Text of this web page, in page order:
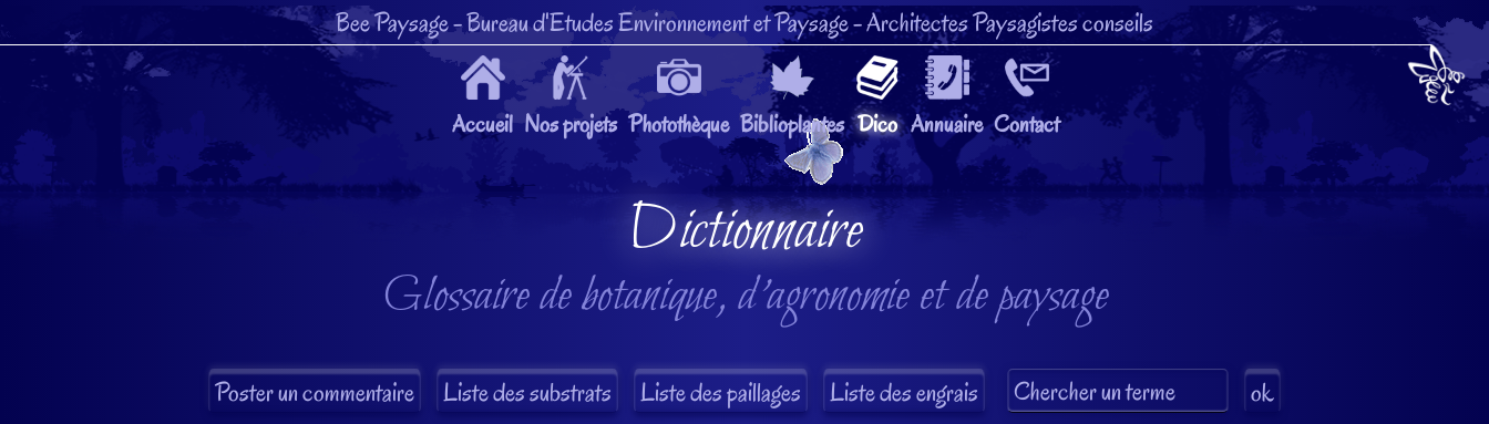
Bee Paysage- Bureau d'Etudes Environnement et Paysage- Architectes Paysagistes conseils
Accueil Nos projets Photothèque Biblioplantes Dico Annuaire Contact
Dictionnaire
Glossaire de botanique, d'agronomie et de paysage
Liste des substrats Liste des paillages Liste des engrais